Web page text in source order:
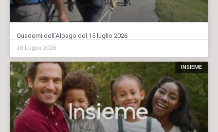
Quaderni dell’Alpago del 15 luglio 2026
16 Luglio 2026
INSIEME